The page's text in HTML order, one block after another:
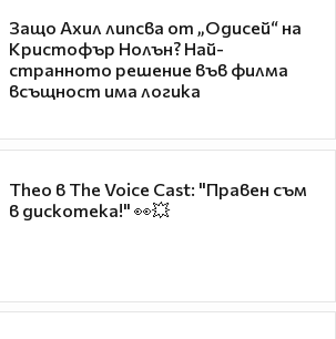
Защо Ахил липсва от „Одисей“ на
Кристофър Нолън? Най-
странното решение във филма
всъщност има логика
Theo в The Voice Cast: "Правен съм
в дискотека!" 👀💥